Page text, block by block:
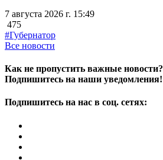
7 августа 2026 г. 15:49
475
#Губернатор
Все новости
Как не пропустить важные новости?
Подпишитесь на наши уведомления!
Подпишитесь на нас в соц. сетях: